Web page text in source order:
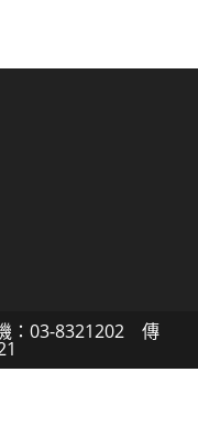
：03-8321202 傳